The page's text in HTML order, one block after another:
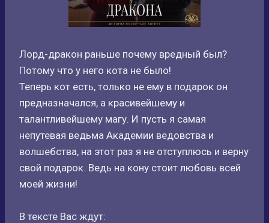
Лорд-дракон раньше почему вредный был?
Потому что у него кота не было!
Теперь кот есть, только не ему в подарок он
предназначался, а красивейшему и
талантливейшему магу. И пусть я самая
непутевая ведьма Академии ведовства и
волшебства, на этот раз я не отступлюсь и верну
свой подарок. Ведь на кону стоит любовь всей
моей жизни!
В тексте Вас ждут: